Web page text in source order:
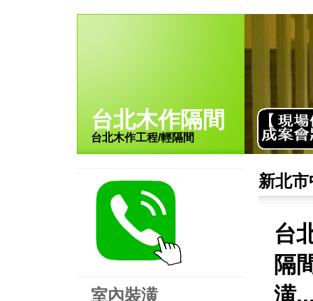
台北木作隔間
台北木作工程/輕隔間
室內裝潢
新北
台
隔
潢